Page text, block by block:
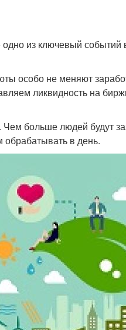
из ключевый событий
особо не меняют
ликвидность на
больше людей будут
в день.